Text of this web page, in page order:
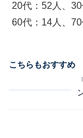
20代：52人、
60代：14人、70
こちらもおすすめ